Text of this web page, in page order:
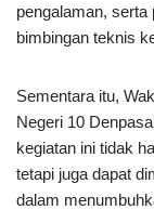
pengalaman,
bimbingan teknis
Sementara itu,
Negeri 10
kegiatan ini tidak
tetapi juga dapat
dalam